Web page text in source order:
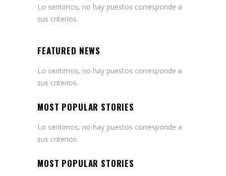
Lo sentimos, no hay puestos corresponde a
sus criterios.
FEATURED NEWS
Lo sentimos, no hay puestos corresponde a
sus criterios.
MOST POPULAR STORIES
Lo sentimos, no hay puestos corresponde a
sus criterios.
MOST POPULAR STORIES